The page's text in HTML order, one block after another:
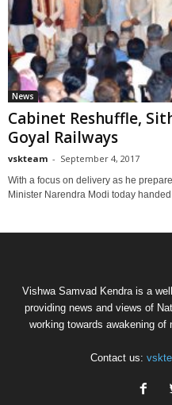
News
Cabinet Reshuffle,
Goyal Railways
vskteam - September 4, 2017
With a focus on delivery as he
Minister Narendra Modi today handed
Vishwa Samvad Kendra is a
providing news and views of
working towards awakening of
Contact us: